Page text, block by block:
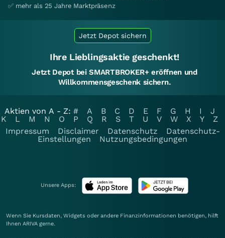
✅ mehr als 25 Jahre Marktpräsenz
Jetzt Depot sichern
Ihre Lieblingsaktie geschenkt!
Jetzt Depot bei SMARTBROKER+ eröffnen und
Willkommensgeschenk sichern.
Aktien von A - Z: # A B C D E F G H I
J
K
L M N O P Q R S T U V W X Y
Z
Impressum
Disclaimer Datenschutz
Datenschutz-
Einstellungen
Nutzungsbedingungen
Unsere Apps:
Wenn Sie Kursdaten, Widgets oder andere Finanzinformationen benötigen, hilft
Ihnen ARIVA gerne.